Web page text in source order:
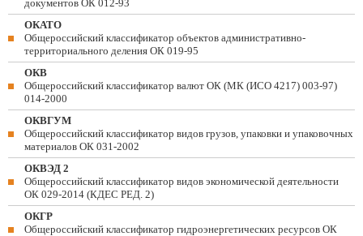
документов ОК 012-93
ОКАТО
Общероссийский классификатор объектов административно-
территориального деления ОК 019-95
ОКВ
Общероссийский классификатор валют ОК (МК (ИСО 4217) 003-97)
014-2000
ОКВГУМ
Общероссийский классификатор видов грузов, упаковки и упаковочных
материалов ОК 031-2002
ОКВЭД 2
Общероссийский классификатор видов экономической деятельности
ОК 029-2014 (КДЕС РЕД. 2)
ОКГР
Общероссийский классификатор гидроэнергетических ресурсов ОК